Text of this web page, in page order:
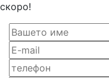
скоро!